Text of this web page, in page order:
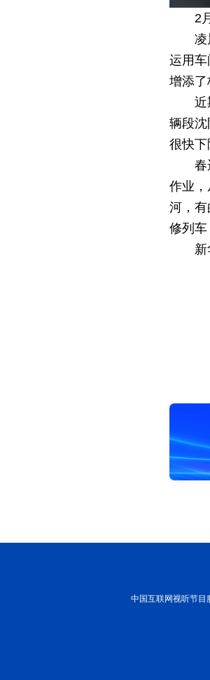
2
凌
运用
增添了
近
辆段
很快下
春
作业
河，
修列车
中国互联网视听节目